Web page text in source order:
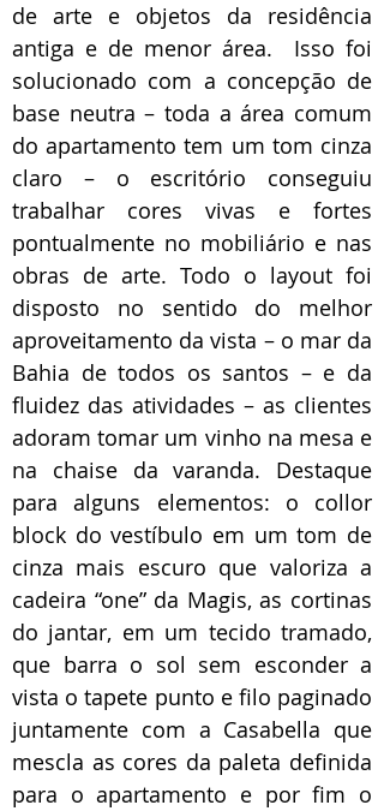
de arte e objetos da residência
antiga e de menor área. Isso foi
solucionado com a concepção de
base neutra – toda a área comum
do apartamento tem um tom cinza
claro – o escritório conseguiu
trabalhar cores vivas e fortes
pontualmente no mobiliário e nas
obras de arte. Todo o layout foi
disposto no sentido do melhor
aproveitamento da vista – o mar da
Bahia de todos os santos – e da
fluidez das atividades – as clientes
adoram tomar um vinho na mesa e
na chaise da varanda. Destaque
para alguns elementos: o collor
block do vestíbulo em um tom de
cinza mais escuro que valoriza a
cadeira “one” da Magis, as cortinas
do jantar, em um tecido tramado,
que barra o sol sem esconder a
vista o tapete punto e filo paginado
juntamente com a Casabella que
mescla as cores da paleta definida
para o apartamento e por fim o